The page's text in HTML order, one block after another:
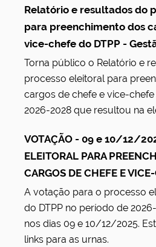
u
s
Relatório e resultados do
para preenchimento dos
vice-chefe do DTPP -
Torna público o Relatório e
processo eleitoral para
cargos de chefe e vice-chefe
2026-2028 que resultou na
VOTAÇÃO - 09 e 10/12/
ELEITORAL PARA
CARGOS DE CHEFE E
A votação para o processo
do DTPP no período de
nos dias 09 e 10/12/2025.
links para as urnas.